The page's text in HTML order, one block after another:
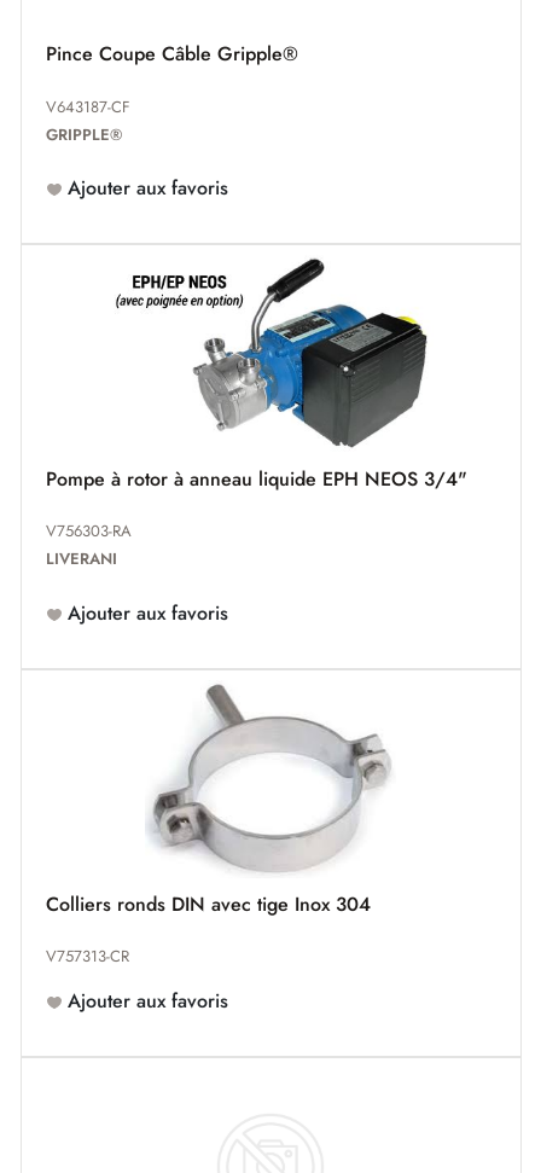
Pince Coupe Câble Gripple®
V643187-CF
GRIPPLE®
Ajouter aux favoris
Pompe à rotor à anneau liquide EPH NEOS 3/4"
V756303-RA
LIVERANI
Ajouter aux favoris
Colliers ronds DIN avec tige Inox 304
V757313-CR
Ajouter aux favoris